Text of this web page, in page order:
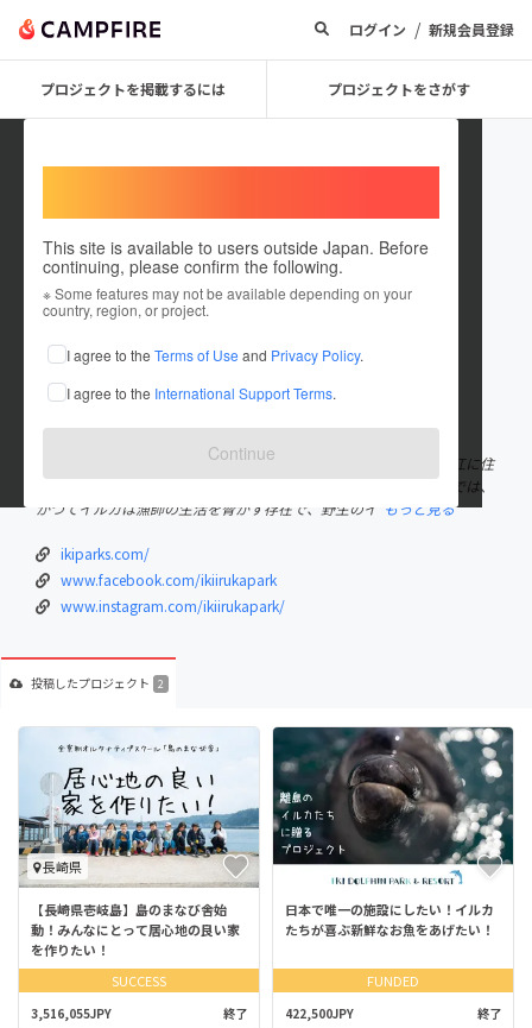
ログイン / 新規会員登録
プロジェクトを掲載するには プロジェクトをさがす
This site is available to users outside Japan. Before
continuing, please confirm the following.
※ Some features may not be available depending on your
country, region, or project.
I agree to the Terms of Use and Privacy Policy.
I agree to the International Support Terms.
Continue
IKI_DOLPHIN_PARK
これまでに2件のプロジェクトを投稿しています
在住国：日本 現在地：長崎県
出身国：日本 出身地：未設定
長崎県の壱岐島にあるイルカを飼育する観光施設です。 自然の入江に住
むイルカたちと隔てなく遊ぶことができます。 漁が盛んなこの町では、
かつてイルカは漁師の生活を脅かす存在で、野生のイ もっと見る
ikiparks.com/
www.facebook.com/ikiirukapark
www.instagram.com/ikiirukapark/
投稿したプロジェクト 2
長崎県
【長崎県壱岐島】島のまなび舎始
動！みんなにとって居心地の良い家
を作りたい！
SUCCESS
3,516,055JPY 終了
日本で唯一の施設にしたい！イルカ
たちが喜ぶ新鮮なお魚をあげたい！
FUNDED
422,500JPY 終了